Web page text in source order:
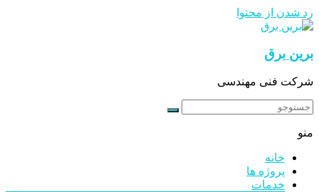
رد شدن از محتوا
برین برق
شرکت فنی مهندسی
منو
خانه
پروژه ها
خدمات